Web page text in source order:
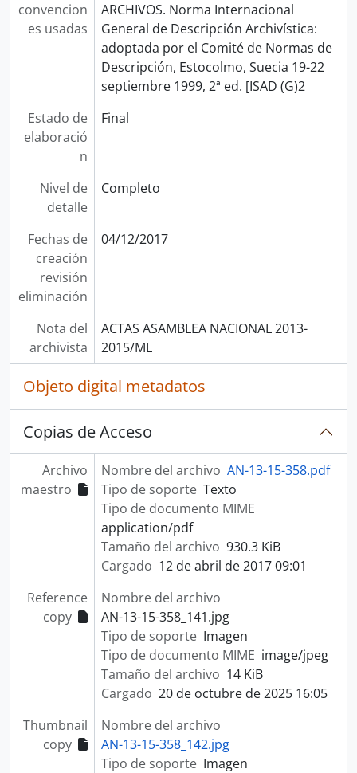
convencion
es usadas
ARCHIVOS. Norma Internacional
General de Descripción Archivística:
adoptada por el Comité de Normas de
Descripción, Estocolmo, Suecia 19-22
septiembre 1999, 2ª ed. [ISAD (G)2
Estado de
elaboració
n
Final
Nivel de
detalle
Completo
Fechas de
creación
revisión
eliminación
04/12/2017
Nota del
archivista
ACTAS ASAMBLEA NACIONAL 2013-
2015/ML
Objeto digital metadatos
Copias de Acceso
Archivo
maestro
Nombre del archivo AN-13-15-358.pdf
Tipo de soporte Texto
Tipo de documento MIME
application/pdf
Tamaño del archivo 930.3 KiB
Cargado 12 de abril de 2017 09:01
Reference
copy
Nombre del archivo
AN-13-15-358_141.jpg
Tipo de soporte Imagen
Tipo de documento MIME image/jpeg
Tamaño del archivo 14 KiB
Cargado 20 de octubre de 2025 16:05
Thumbnail
copy
Nombre del archivo
AN-13-15-358_142.jpg
Tipo de soporte Imagen